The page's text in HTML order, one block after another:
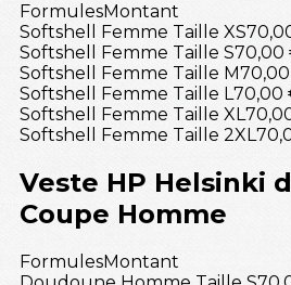
FormulesMontant
Softshell Femme Taille XS
Softshell Femme Taille S70,00
Softshell Femme Taille M
Softshell Femme Taille L70,00
Softshell Femme Taille XL
Softshell Femme Taille 2XL
Veste HP Helsinki
Coupe Homme
FormulesMontant